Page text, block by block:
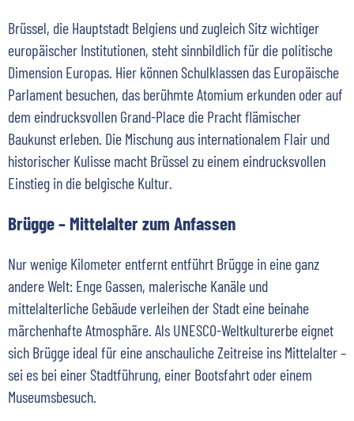
Brüssel, die Hauptstadt Belgiens und zugleich Sitz wichtiger
europäischer Institutionen, steht sinnbildlich für die politische
Dimension Europas. Hier können Schulklassen das Europäische
Parlament besuchen, das berühmte Atomium erkunden oder auf
dem eindrucksvollen Grand-Place die Pracht flämischer
Baukunst erleben. Die Mischung aus internationalem Flair und
historischer Kulisse macht Brüssel zu einem eindrucksvollen
Einstieg in die belgische Kultur.
Brügge – Mittelalter zum Anfassen
Nur wenige Kilometer entfernt entführt Brügge in eine ganz
andere Welt: Enge Gassen, malerische Kanäle und
mittelalterliche Gebäude verleihen der Stadt eine beinahe
märchenhafte Atmosphäre. Als UNESCO-Weltkulturerbe eignet
sich Brügge ideal für eine anschauliche Zeitreise ins Mittelalter –
sei es bei einer Stadtführung, einer Bootsfahrt oder einem
Museumsbesuch.